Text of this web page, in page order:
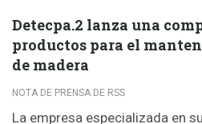
Detecpa.2 lanza una
productos para el
de madera
NOTA DE PRENSA DE RSS
La empresa especializada en